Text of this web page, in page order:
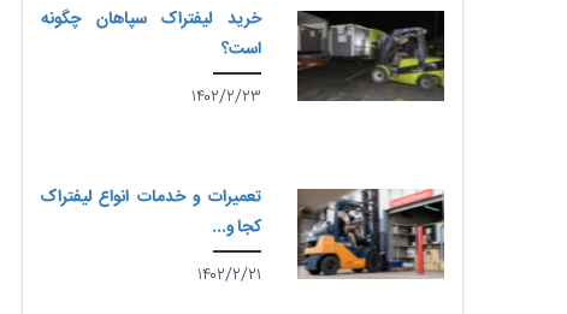
خرید لیفتراک سپاهان چگونه
است؟
۱۴۰۲/۲/۲۳
تعمیرات و خدمات انواع لیفتراک
کجا و...
۱۴۰۲/۲/۲۱